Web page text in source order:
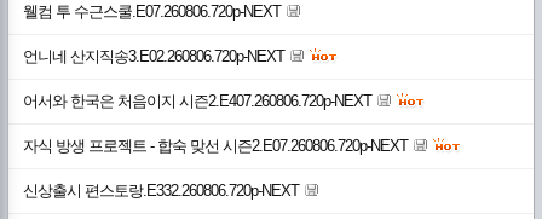
웰컴 투 수근스쿨.E07.260806.720p-NEXT
언니네 산지직송3.E02.260806.720p-NEXT
어서와 한국은 처음이지 시즌2.E407.260806.720p-NEXT
자식 방생 프로젝트 - 합숙 맞선 시즌2.E07.260806.720p-NEXT
신상출시 편스토랑.E332.260806.720p-NEXT